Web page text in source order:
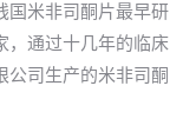
国米非司酮片最早研
，通过十几年的临床
公司生产的米非司酮